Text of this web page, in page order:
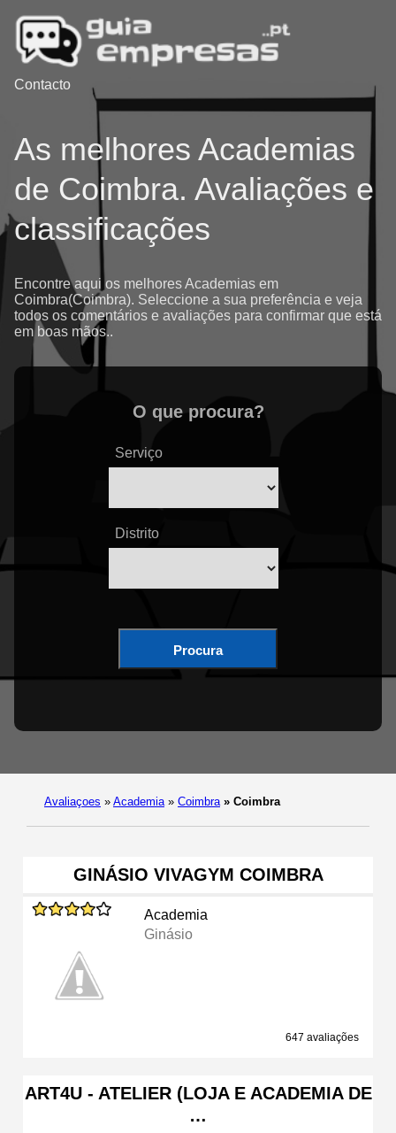
Contacto
As melhores Academias
de Coimbra. Avaliações e
classificações
Encontre aqui os melhores Academias em
Coimbra(Coimbra). Seleccione a sua preferência e veja
todos os comentários e avaliações para confirmar que está
em boas mãos..
O que procura?
Serviço
Distrito
Procura
Avaliaçoes » Academia » Coimbra » Coimbra
GINÁSIO VIVAGYM COIMBRA
Academia
Ginásio
647 avaliações
ART4U - ATELIER (LOJA E ACADEMIA DE
…